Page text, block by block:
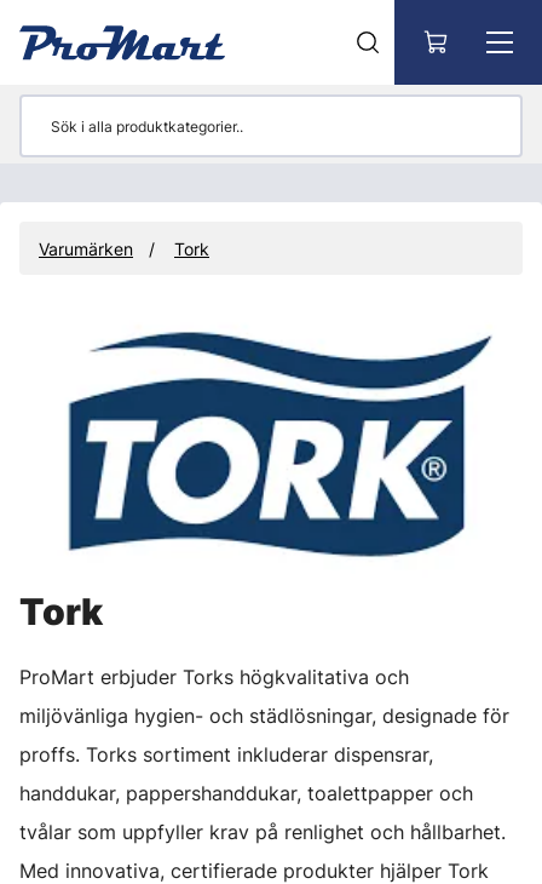
Varumärken Tork
Tork
ProMart erbjuder Torks högkvalitativa och
miljövänliga hygien- och städlösningar, designade för
proffs. Torks sortiment inkluderar dispensrar,
handdukar, pappershanddukar, toalettpapper och
tvålar som uppfyller krav på renlighet och hållbarhet.
Med innovativa, certifierade produkter hjälper Tork